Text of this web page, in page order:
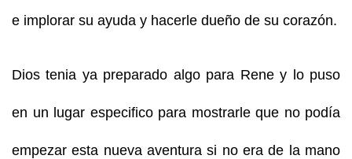
e implorar su ayuda y hacerle dueño de su corazón.
Dios tenia ya preparado algo para Rene y lo puso
en un lugar especifico para mostrarle que no podía
empezar esta nueva aventura si no era de la mano